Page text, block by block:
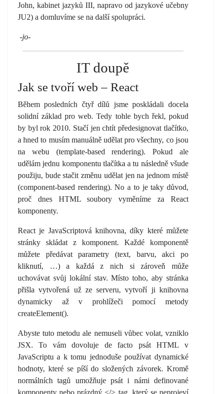
John, kabinet jazyků III, napravo od jazykové učebny
JU2) a domluvíme se na další spolupráci.
-jo-
IT doupě
Jak se tvoří web – React
Během posledních čtyř dílů jsme poskládali docela
solidní základ pro web. Tedy tohle bych řekl, pokud
by byl rok 2010. Stačí jen chtít předesignovat tlačítko,
a hned to musím manuálně udělat pro všechny, co jsou
na webu (template-based rendering). Pokud ale
udělám jednu komponentu tlačítka a tu následně všude
použiju, bude stačit změnu udělat jen na jednom místě
(component-based rendering). No a to je taky důvod,
proč dnes HTML soubory vyměníme za React
komponenty.
React je JavaScriptová knihovna, díky které můžete
stránky skládat z komponent. Každé komponentě
můžete předávat parametry (text, barvu, akci po
kliknutí, …) a každá z nich si zároveň může
uchovávat svůj lokální stav. Místo toho, aby stránka
přišla vytvořená už ze serveru, vytvoří ji knihovna
dynamicky až v prohlížeči pomocí metody
createElement().
Abyste tuto metodu ale nemuseli vůbec volat, vzniklo
JSX. To vám dovoluje de facto psát HTML v
JavaScriptu a k tomu jednoduše používat dynamické
hodnoty, které se píší do složených závorek. Kromě
normálních tagů umožňuje psát i námi definované
komponenty nebo prázdný </> tag, který se neprojeví